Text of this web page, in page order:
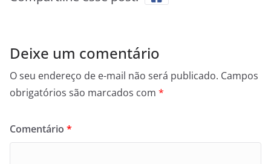
Deixe um comentário
O seu endereço de e-mail não será publicado. Campos
obrigatórios são marcados com *
Comentário *